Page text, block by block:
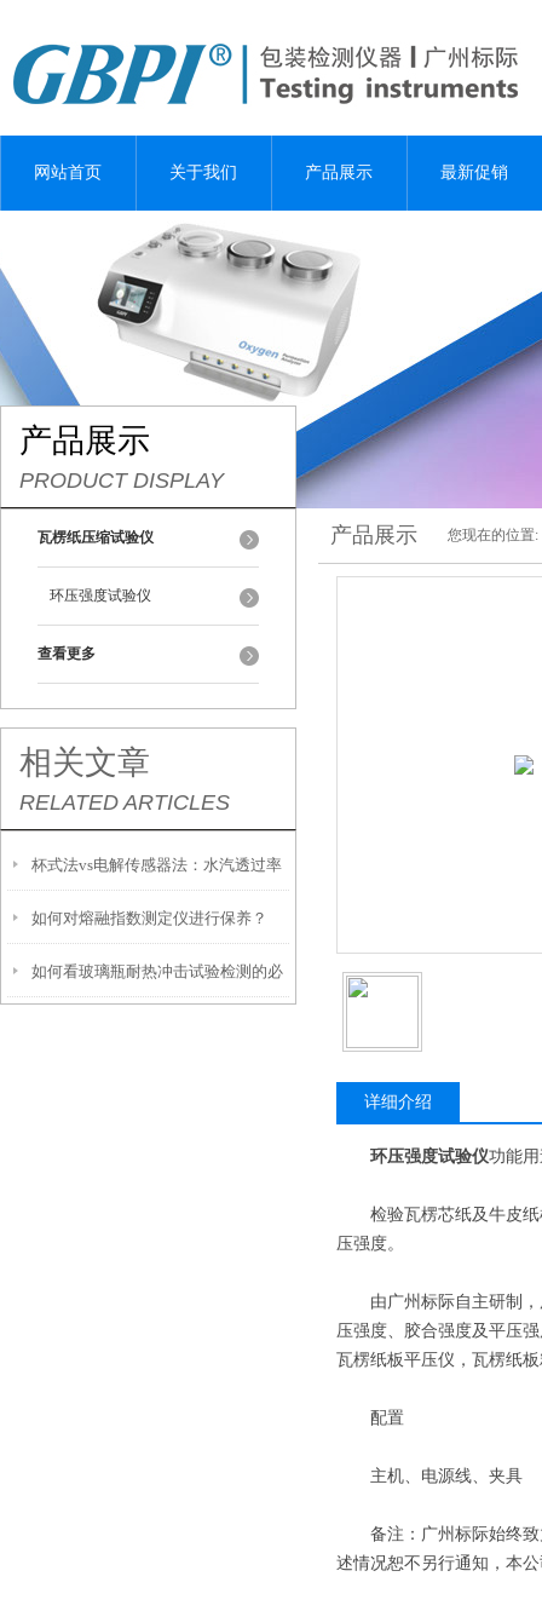
网站首页 关于我们 产品展示 最新促销
产品展示
PRODUCT DISPLAY
瓦楞纸压缩试验仪
环压强度试验仪
查看更多
相关文章
RELATED ARTICLES
杯式法vs电解传感器法：水汽透过率
测试仪两大技术路线到底怎么选？
如何对熔融指数测定仪进行保养？
如何看玻璃瓶耐热冲击试验检测的必
产品展示 您现在的位置:
详细介绍
环压强度试验仪功能
检验瓦楞芯纸及牛皮纸
压强度。
由广州标际自主研制，
压强度、胶合强度及平压
瓦楞纸板平压仪，瓦楞纸
配置
主机、电源线、夹具
备注：广州标际始终致
述情况恕不另行通知，本